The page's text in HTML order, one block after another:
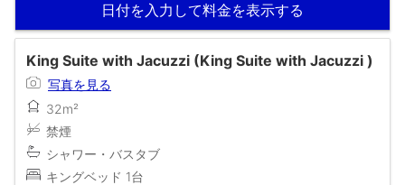
日付を入力して料金を表示する
King Suite with Jacuzzi (King Suite with Jacuzzi )
写真を見る
32m²
禁煙
シャワー・バスタブ
キングベッド 1台